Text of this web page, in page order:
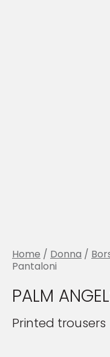
Home / Donna /
Pantaloni
PALM
Printed trousers